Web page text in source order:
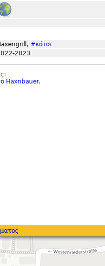
#κότσι
2023
Haxnbauer.